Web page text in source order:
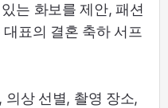
는 화보를 제안, 패션
표의 결혼 축하 서프
의상 선별, 촬영 장소,